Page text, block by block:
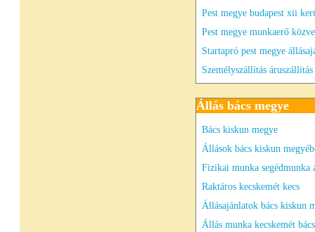
Pest megye budapest xii
Pest megye munkaerő
Startapró pest megye
Személyszállítás áruszállítás
Állás bács megye
Bács kiskun megye
Állások bács kiskun
Fizikai munka segédmunka
Raktáros kecskemét kecs
Állásajánlatok bács kiskun
Állás munka kecskemét